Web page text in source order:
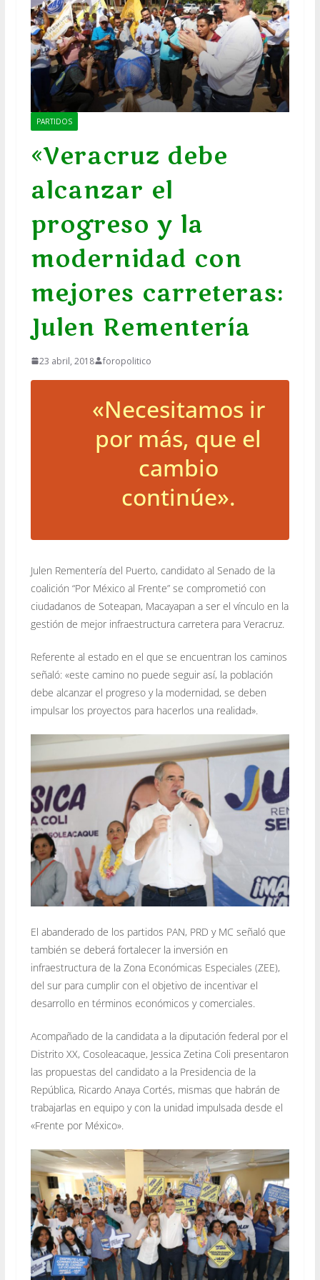
PARTIDOS
«Veracruz debe
alcanzar el
progreso y la
modernidad con
mejores carreteras:
Julen Rementería
23 abril, 2018 foropolitico
«Necesitamos ir
por más, que el
cambio
continúe».
Julen Rementería del Puerto, candidato al Senado de la
coalición “Por México al Frente” se comprometió con
ciudadanos de Soteapan, Macayapan a ser el vínculo en la
gestión de mejor infraestructura carretera para Veracruz.
Referente al estado en el que se encuentran los caminos
señaló: «este camino no puede seguir así, la población
debe alcanzar el progreso y la modernidad, se deben
impulsar los proyectos para hacerlos una realidad».
El abanderado de los partidos PAN, PRD y MC señaló que
también se deberá fortalecer la inversión en
infraestructura de la Zona Económicas Especiales (ZEE),
del sur para cumplir con el objetivo de incentivar el
desarrollo en términos económicos y comerciales.
Acompañado de la candidata a la diputación federal por el
Distrito XX, Cosoleacaque, Jessica Zetina Coli presentaron
las propuestas del candidato a la Presidencia de la
República, Ricardo Anaya Cortés, mismas que habrán de
trabajarlas en equipo y con la unidad impulsada desde el
«Frente por México».